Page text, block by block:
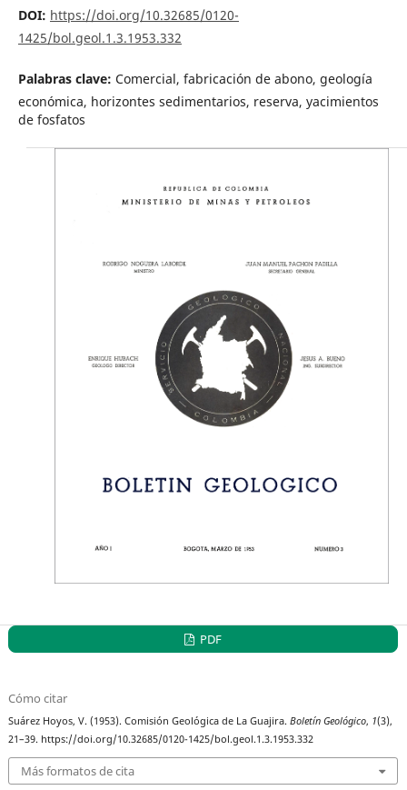
DOI: https://doi.org/10.32685/0120-
1425/bol.geol.1.3.1953.332
Palabras clave: Comercial, fabricación de abono, geología
económica, horizontes sedimentarios, reserva, yacimientos
de fosfatos
PDF
Cómo citar
Suárez Hoyos, V. (1953). Comisión Geológica de La Guajira.Boletín Geológico, 1(3),
21–39. https://doi.org/10.32685/0120-1425/bol.geol.1.3.1953.332
Más formatos de cita